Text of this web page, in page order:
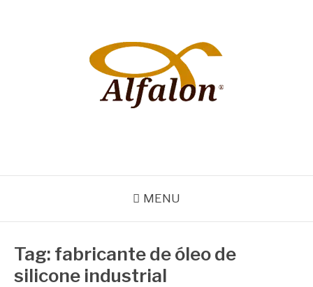
MENU
Tag: fabricante de óleo de
silicone industrial